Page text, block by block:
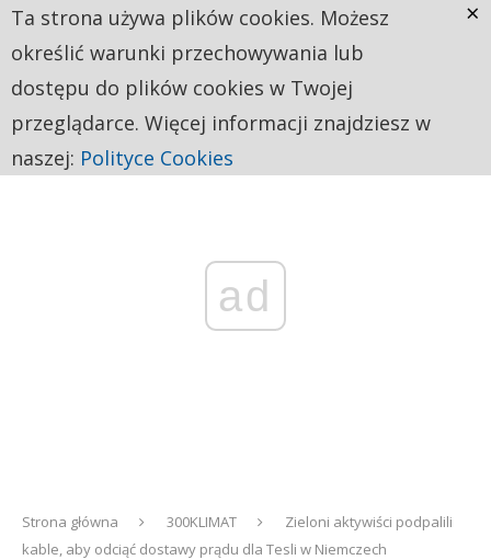
ad
Strona główna 300KLIMAT
Zieloni aktywiści podpalili
kable, aby odciąć dostawy prądu dla Tesli w Niemczech
Ta strona używa plików cookies. Możesz
określić warunki przechowywania lub
dostępu do plików cookies w Twojej
przeglądarce. Więcej informacji znajdziesz w
naszej: Polityce Cookies
×